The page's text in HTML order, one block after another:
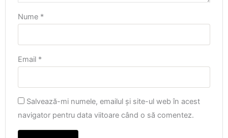
Nume *
Email *
Salvează-mi numele, emailul și site-ul web în acest
navigator pentru data viitoare când o să comentez.